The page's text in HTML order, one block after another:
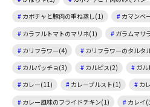
カボチャと豚肉の重ね蒸し(1)
カマンベ
カラフルトマトのマリネ(1)
ガラムマサ
カリフラワー(4)
カリフラワーのタルタ
カルパッチョ(3)
カルピス(2) ガ
カレー(11)
カレーブルスト(1) カ
カレー風味のフライドチキン(1)
カレイ